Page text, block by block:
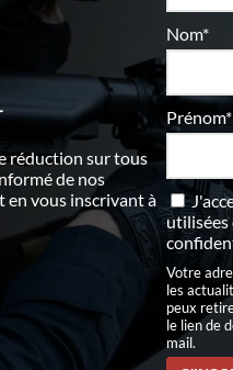
réduction sur tous
de nos
en vous inscrivant à
Nom*
Prénom*
utilisées
Votre
les
peux
le lien de
mail.